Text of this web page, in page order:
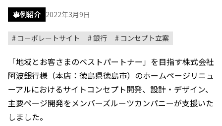
事例紹介 2022年3月9日
コーポレートサイト 銀行 コンセプト立案
「地域とお客さまのベストパートナー」を目指す株式会社
阿波銀行様（本店：徳島県徳島市）のホームページリニュ
ーアルにおけるサイトコンセプト開発、設計・デザイン、
主要ページ開発をメンバーズルーツカンパニーが支援いた
しました。